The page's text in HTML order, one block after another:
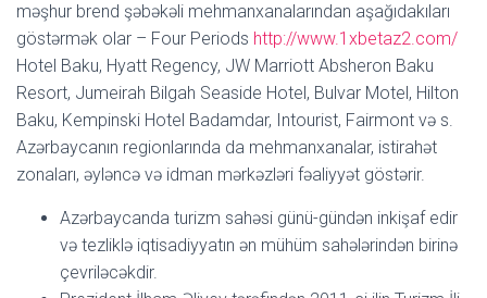
məşhur brend şəbəkəli mehmanxanalarından aşağıdakıları
göstərmək olar – Four Periods http://www.1xbetaz2.com/
Hotel Baku, Hyatt Regency, JW Marriott Absheron Baku
Resort, Jumeirah Bilgah Seaside Hotel, Bulvar Motel, Hilton
Baku, Kempinski Hotel Badamdar, Intourist, Fairmont və s.
Azərbaycanın regionlarında da mehmanxanalar, istirahət
zonaları, əyləncə və idman mərkəzləri fəaliyyət göstərir.
Azərbaycanda turizm sahəsi günü-gündən inkişaf edir
və tezliklə iqtisadiyyatın ən mühüm sahələrindən birinə
çevriləcəkdir.